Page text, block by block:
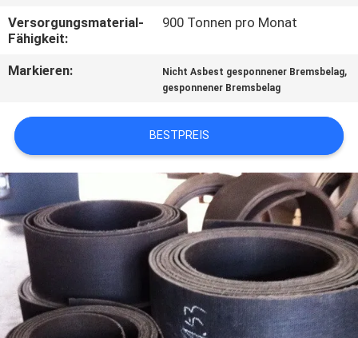
VERBINDUNG
SIE EIN
SITEMAP
PRIVACY
POLICY
Versorgungsmaterial-
Fähigkeit:
900 Tonnen pro Monat
Markieren: Nicht Asbest gesponnener Bremsbelag,
gesponnener Bremsbelag
BESTPREIS